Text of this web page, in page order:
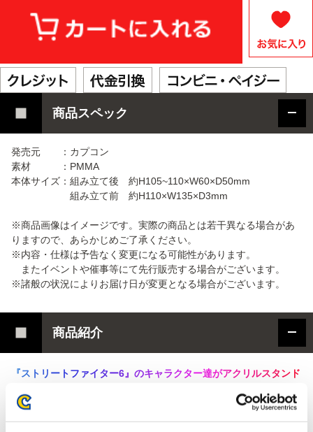
商品スペック
発売元 ：カプコン
素材 ：PMMA
本体サイズ：組み立て後 約H105~110×W60×D50mm
組み立て前 約H110×W135×D3mm
※商品画像はイメージです。実際の商品とは若干異なる場合があ
りますので、あらかじめご了承ください。
※内容・仕様は予告なく変更になる可能性があります。
またイベントや催事等にて先行販売する場合がございます。
※諸般の状況によりお届け日が変更となる場合がございます。
商品紹介
『ス ト リ ー トフ ァイター6』 のキャラクター達がアク リルスタン ド
な
ゲーム内で切り替えられる衣装、「Outfit1」、「Outfit3」、